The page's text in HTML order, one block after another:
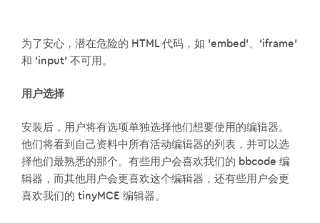
为了安心，潜在危险的 HTML 代码，如 ’embed’、’iframe’
和 ‘input’ 不可用。
用户选择
安装后，用户将有选项单独选择他们想要使用的编辑器。
他们将看到自己资料中所有活动编辑器的列表，并可以选
择他们最熟悉的那个。有些用户会喜欢我们的 bbcode 编
辑器，而其他用户会更喜欢这个编辑器，还有些用户会更
喜欢我们的 tinyMCE 编辑器。